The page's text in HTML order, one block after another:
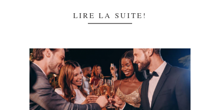
LIRE LA SUITE!